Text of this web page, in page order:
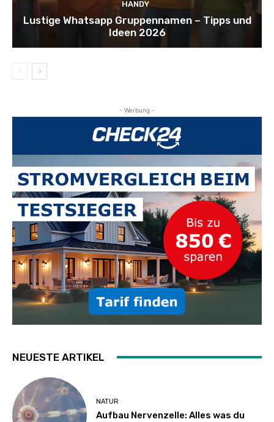
HANDY
Lustige Whatsapp Gruppennamen – Tipps und
Ideen 2026
- Werbung -
NEUESTE ARTIKEL
NATUR
Aufbau Nervenzelle: Alles was du